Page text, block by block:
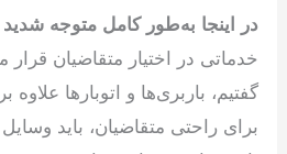
در اینجا به‌طور کامل متوجه شدید
خدماتی در اختیار متقاضیان
گفتیم، باربری‌ها و اتوبار‌ها علاوه
برای راحتی متقاضیان، باید وسایل